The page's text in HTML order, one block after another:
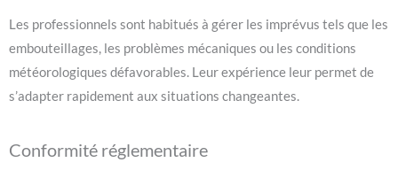
Les professionnels sont habitués à gérer les imprévus tels que les
embouteillages, les problèmes mécaniques ou les conditions
météorologiques défavorables. Leur expérience leur permet de
s’adapter rapidement aux situations changeantes.
Conformité réglementaire